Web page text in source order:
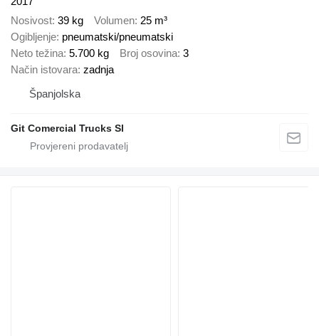
Nosivost 39 kg Volumen 25 m³
Ogibljenje pneumatski/pneumatski
Neto težina 5.700 kg Broj osovina 3
Način istovara zadnja
Španjolska
Git Comercial Trucks Sl